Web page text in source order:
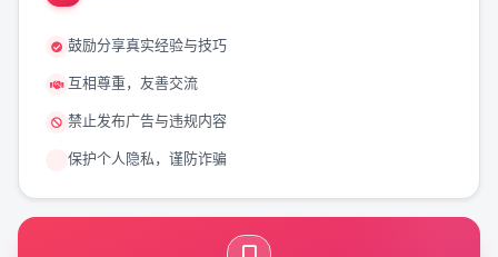
鼓励分享真实经验与技巧
互相尊重，友善交流
禁止发布广告与违规内容
保护个人隐私，谨防诈骗